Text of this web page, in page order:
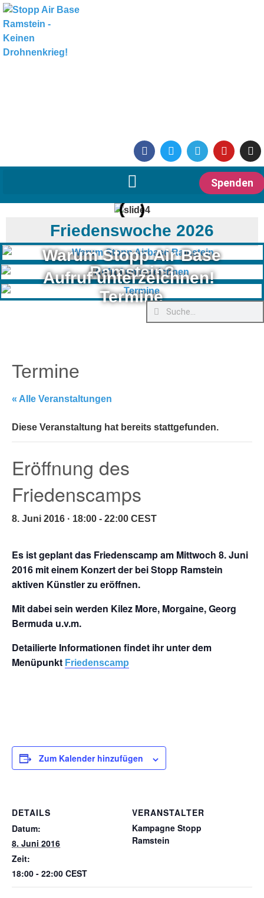
Spenden
Friedenswoche 2026
Warum Stopp Air Base
Ramstein?
Aufruf unterzeichnen!
Termine
Termine
« Alle Veranstaltungen
Diese Veranstaltung hat bereits stattgefunden.
Eröffnung des
Friedenscamps
8. Juni 2016 · 18:00 - 22:00 CEST
Es ist geplant das Friedenscamp am Mittwoch 8. Juni
2016 mit einem Konzert der bei Stopp Ramstein
aktiven Künstler zu eröffnen.
Mit dabei sein werden Kilez More, Morgaine, Georg
Bermuda u.v.m.
Detailierte Informationen findet ihr unter dem
Menüpunkt Friedenscamp
Zum Kalender hinzufügen
DETAILS
Datum:
8. Juni 2016
Zeit:
18:00 - 22:00 CEST
VERANSTALTER
Kampagne Stopp
Ramstein